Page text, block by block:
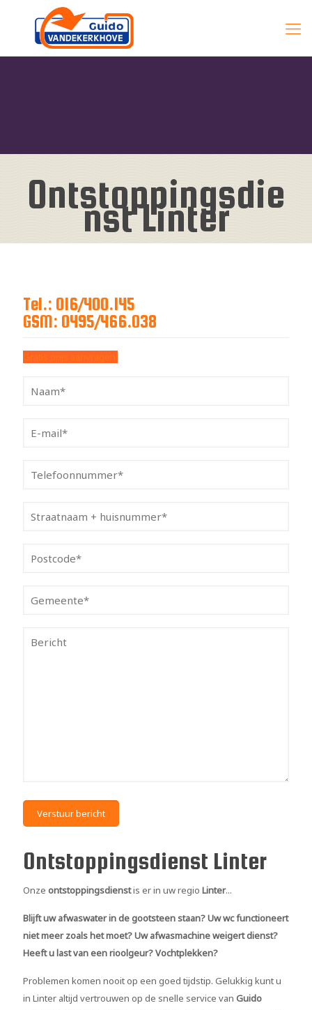
Ontstoppingsdie
nst Linter
Tel.: 016/400.145
GSM: 0495/466.038
Ontstoppingsdienst Linter
Onze ontstoppingsdienstis er in uw regio Linter...
Blijft uw afwaswater in de gootsteen staan? Uw wc functioneert
niet meer zoals het moet? Uw afwasmachine weigert dienst?
Heeft u last van een rioolgeur? Vochtplekken?
Problemen komen nooit op een goed tijdstip. Gelukkig kunt u
in Linter altijd vertrouwen op de snelle service van Guido